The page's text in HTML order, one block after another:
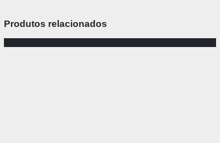
Produtos relacionados